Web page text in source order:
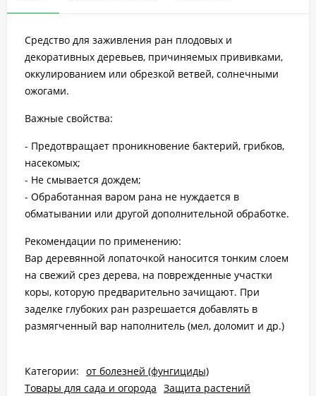
Средство для заживления ран плодовых и
декоративных деревьев, причиняемых прививками,
оккулированием или обрезкой ветвей, солнечными
ожогами.
Важные свойства:
- Предотвращает проникновение бактерий, грибков,
насекомых;
- Не смывается дождем;
- Обработанная варом рана не нуждается в
обматывании или другой дополнительной обработке.
Рекомендации по применению:
Вар деревянной лопаточкой наносится тонким слоем
на свежий срез дерева, на поврежденные участки
коры, которую предварительно зачищают. При
заделке глубоких ран разрешается добавлять в
размягченный вар наполнитель (мел, доломит и др.)
Категории: от болезней (фунгициды)
Товары для сада и огорода Защита растений